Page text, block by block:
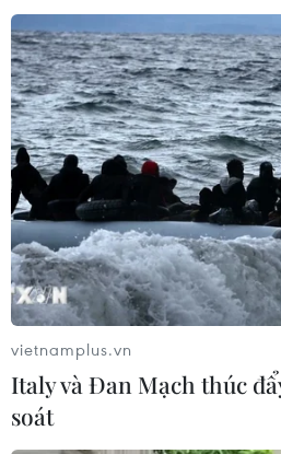
vietnamplus.vn
Italy và Đan Mạch thúc
soát